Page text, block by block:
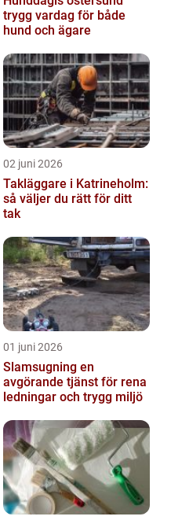
trygg vardag för både
hund och ägare
02 juni 2026
Takläggare i Katrineholm:
så väljer du rätt för ditt
tak
01 juni 2026
Slamsugning en
avgörande tjänst för rena
ledningar och trygg miljö